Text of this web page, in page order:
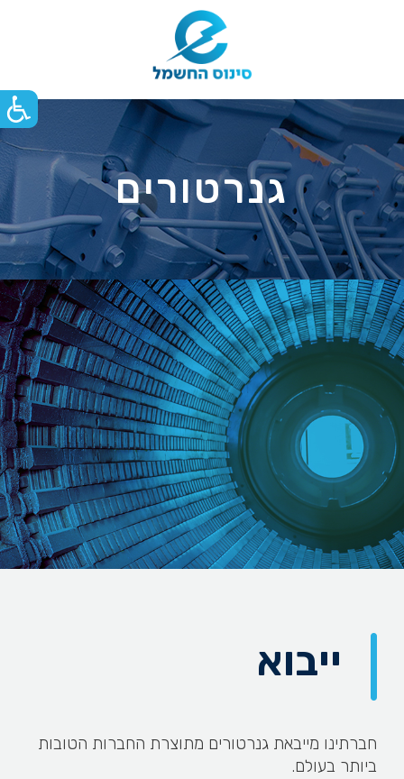
גנרטורים
ייבוא
חברתינו מייבאת גנרטורים מתוצרת החברות הטובות
ביותר בעולם.